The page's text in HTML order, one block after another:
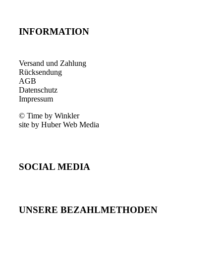
INFORMATION
Versand und Zahlung
Rücksendung
AGB
Datenschutz
Impressum
© Time by Winkler
site by Huber Web Media
SOCIAL MEDIA
UNSERE BEZAHLMETHODEN